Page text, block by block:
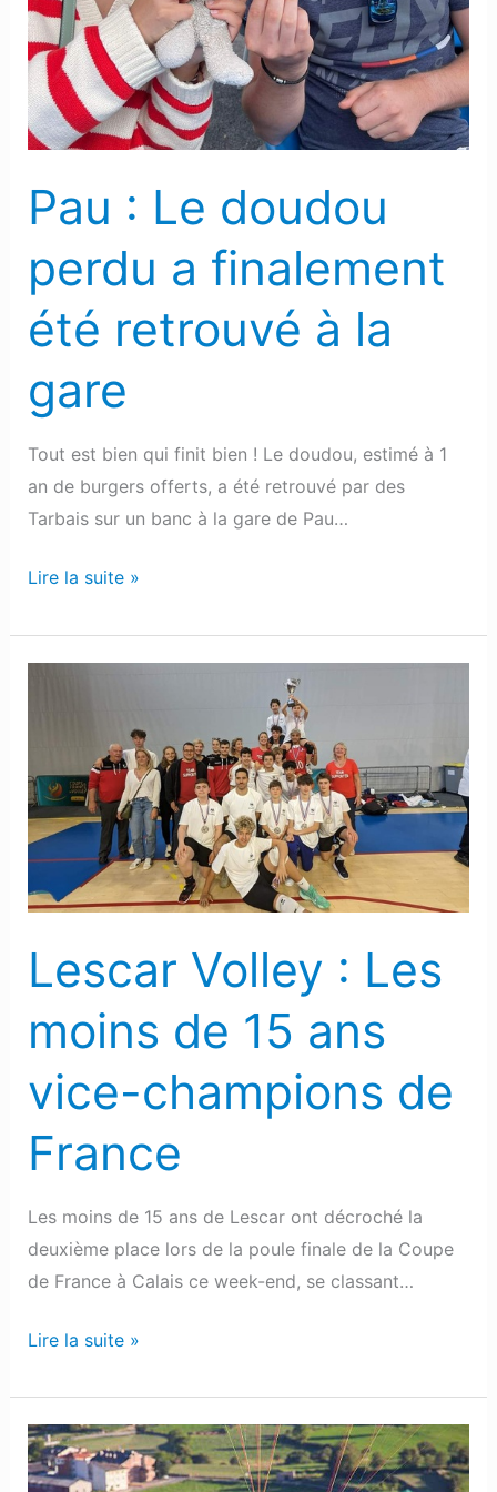
Pau : Le doudou
perdu a finalement
été retrouvé à la
gare
Tout est bien qui finit bien ! Le doudou, estimé à 1
an de burgers offerts, a été retrouvé par des
Tarbais sur un banc à la gare de Pau…
doudou
perdu
finalement
été
à
gare
Lire la suite »
Lescar Volley : Les
moins de 15 ans
vice-champions de
France
Les moins de 15 ans de Lescar ont décroché la
deuxième place lors de la poule finale de la Coupe
de France à Calais ce week-end, se classant…
Les
moins
de
15
ans
champions
France
Lire la suite »
Escot
: